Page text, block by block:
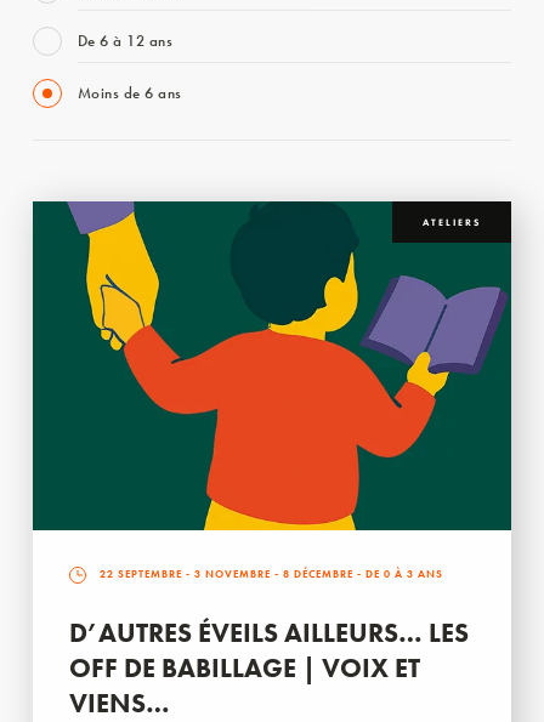
De 6 à 12 ans
Moins de 6 ans
ATELIERS
22 SEPTEMBRE - 3 NOVEMBRE - 8 DÉCEMBRE - DE 0 À 3 ANS
D’AUTRES ÉVEILS AILLEURS… LES
OFF DE BABILLAGE | VOIX ET
VIENS…